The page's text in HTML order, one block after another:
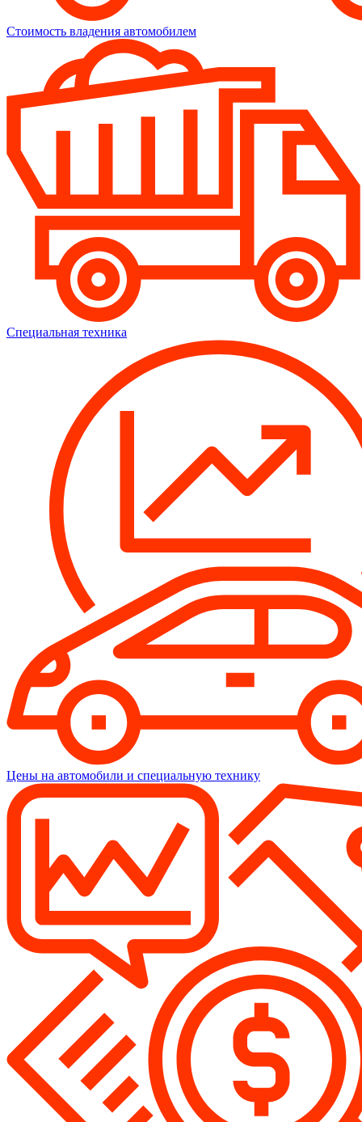
Стоимость владения автомобилем
Специальная техника
Цены на автомобили и специальную технику